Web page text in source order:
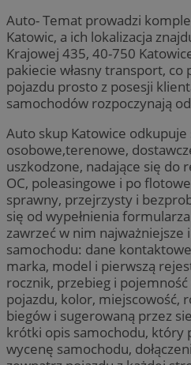
Auto- Temat prowadzi
Katowic, a ich lokalizacja
Krajowej 435, 40-750
pakiecie własny transport, co
pojazdu prosto z posesji
samochodów rozpoczynają
Auto skup Katowice
osobowe,terenowe,
uszkodzone, nadające się do
OC, poleasingowe i po
sprawny, przejrzysty i
się od wypełnienia
zawrzeć w nim
samochodu: dane
marka, model i pierwszą
rocznik, przebieg i
pojazdu, kolor, miejscowość,
biegów i sugerowaną przez
krótki opis samochodu, który
wycenę samochodu,